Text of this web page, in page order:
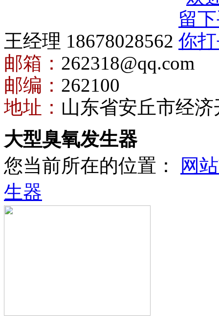
王经理 18678028562
邮箱： 262318@qq.com
邮编： 262100
地址： 山东省安丘市经
大型臭氧发生器
您当前所在的位置：
网
生器